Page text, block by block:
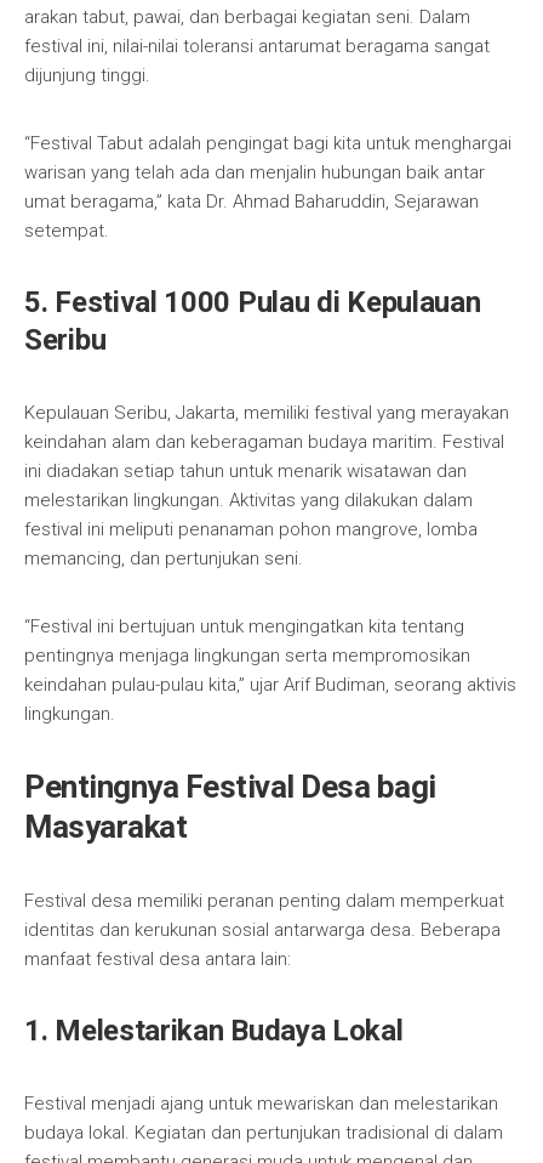
arakan tabut, pawai, dan berbagai kegiatan seni. Dalam
festival ini, nilai-nilai toleransi antarumat beragama sangat
dijunjung tinggi.
“Festival Tabut adalah pengingat bagi kita untuk menghargai
warisan yang telah ada dan menjalin hubungan baik antar
umat beragama,” kata Dr. Ahmad Baharuddin, Sejarawan
setempat.
5. Festival 1000 Pulau di Kepulauan
Seribu
Kepulauan Seribu, Jakarta, memiliki festival yang merayakan
keindahan alam dan keberagaman budaya maritim. Festival
ini diadakan setiap tahun untuk menarik wisatawan dan
melestarikan lingkungan. Aktivitas yang dilakukan dalam
festival ini meliputi penanaman pohon mangrove, lomba
memancing, dan pertunjukan seni.
“Festival ini bertujuan untuk mengingatkan kita tentang
pentingnya menjaga lingkungan serta mempromosikan
keindahan pulau-pulau kita,” ujar Arif Budiman, seorang aktivis
lingkungan.
Pentingnya Festival Desa bagi
Masyarakat
Festival desa memiliki peranan penting dalam memperkuat
identitas dan kerukunan sosial antarwarga desa. Beberapa
manfaat festival desa antara lain:
1. Melestarikan Budaya Lokal
Festival menjadi ajang untuk mewariskan dan melestarikan
budaya lokal. Kegiatan dan pertunjukan tradisional di dalam